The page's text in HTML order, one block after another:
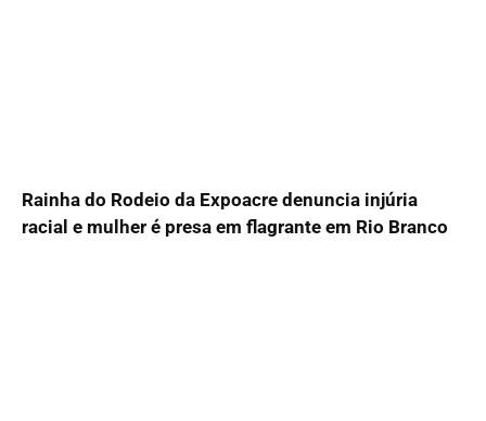
Rainha do Rodeio da Expoacre denuncia injúria
racial e mulher é presa em flagrante em Rio Branco